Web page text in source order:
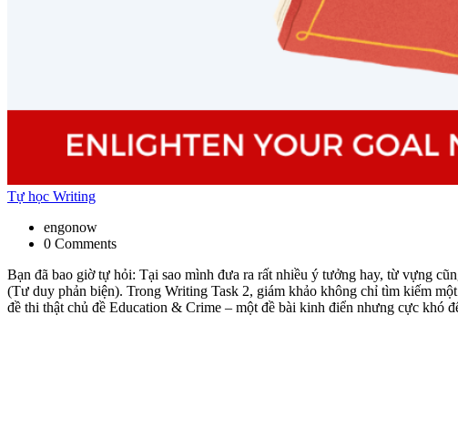
Tự học Writing
engonow
0 Comments
Bạn đã bao giờ tự hỏi: Tại sao mình đưa ra rất nhiều ý tưởng hay, từ vựng
(Tư duy phản biện). Trong Writing Task 2, giám khảo không chỉ tìm kiếm
đề thi thật chủ đề Education & Crime – một đề bài kinh điển nhưng cực khó